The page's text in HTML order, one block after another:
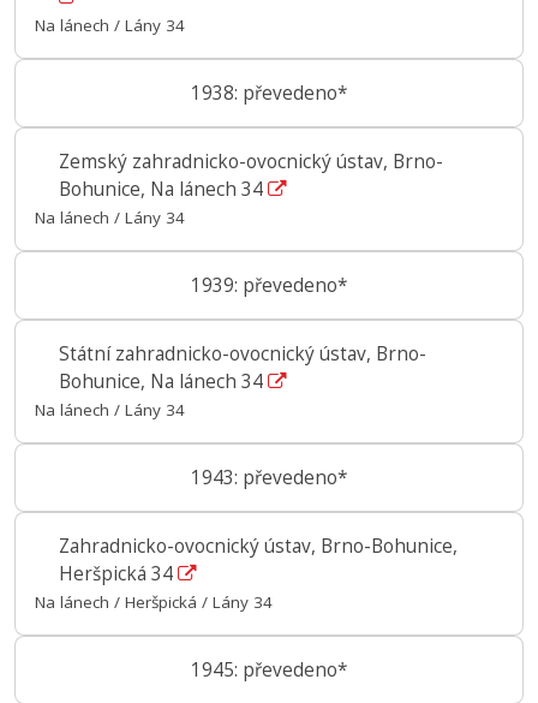
Na lánech / Lány 34
1938: převedeno*
Zemský zahradnicko-ovocnický ústav, Brno-
Bohunice, Na lánech 34
Na lánech / Lány 34
1939: převedeno*
Státní zahradnicko-ovocnický ústav, Brno-
Bohunice, Na lánech 34
Na lánech / Lány 34
1943: převedeno*
Zahradnicko-ovocnický ústav, Brno-Bohunice,
Heršpická 34
Na lánech / Heršpická / Lány 34
1945: převedeno*